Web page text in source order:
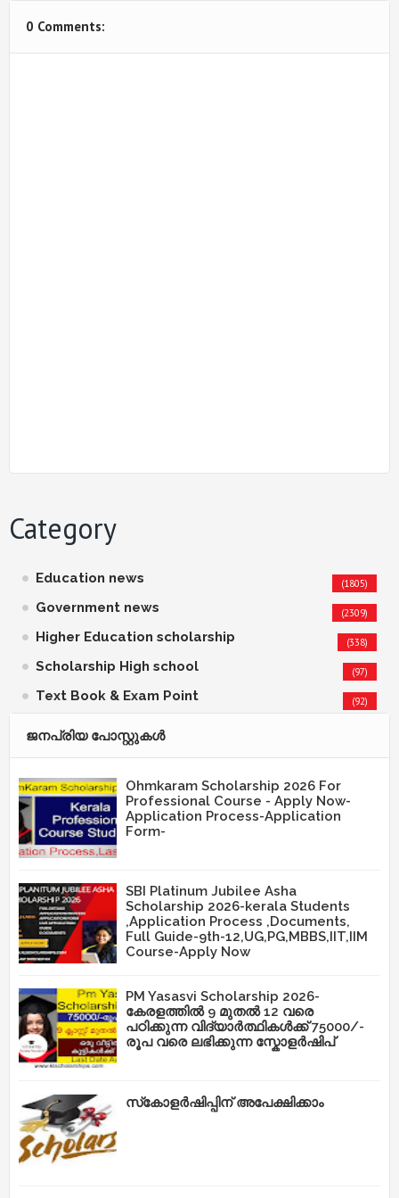
0 Comments:
Category
Education news (1805)
Government news (2309)
Higher Education scholarship (338)
Scholarship High school (97)
Text Book & Exam Point (92)
ജനപ്രിയ പോസ്റ്റുകള്‍‌
Ohmkaram Scholarship 2026 For
Professional Course - Apply Now-
Application Process-Application
Form-
SBI Platinum Jubilee Asha
Scholarship 2026-kerala Students
,Application Process ,Documents,
Full Guide-9th-12,UG,PG,MBBS,IIT,IIM
Course-Apply Now
PM Yasasvi Scholarship 2026-
കേരളത്തിൽ 9 മുതൽ 12 വരെ
പഠിക്കുന്ന വിദ്യാർത്ഥികൾക്ക് 75000/-
രൂപ വരെ ലഭിക്കുന്ന സ്കോളർഷിപ്
സ്‌കോളർഷിപ്പിന് അപേക്ഷിക്കാം